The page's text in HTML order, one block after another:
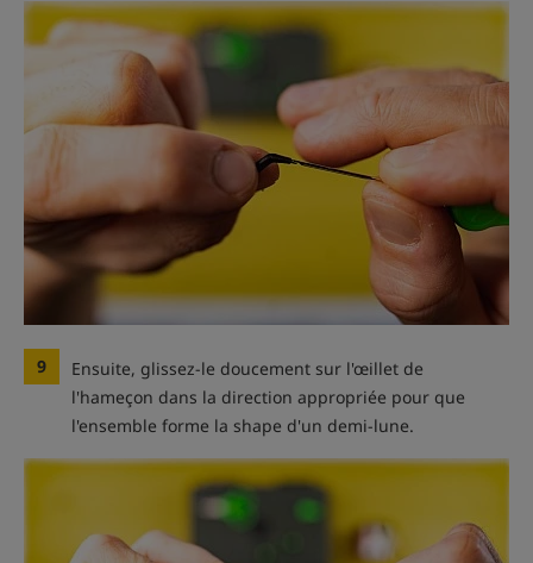
9
Ensuite, glissez-le doucement sur l'œillet de
l'hameçon dans la direction appropriée pour que
l'ensemble forme la shape d'un demi-lune.